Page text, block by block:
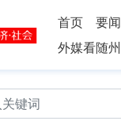
首页 要闻
外媒看随州